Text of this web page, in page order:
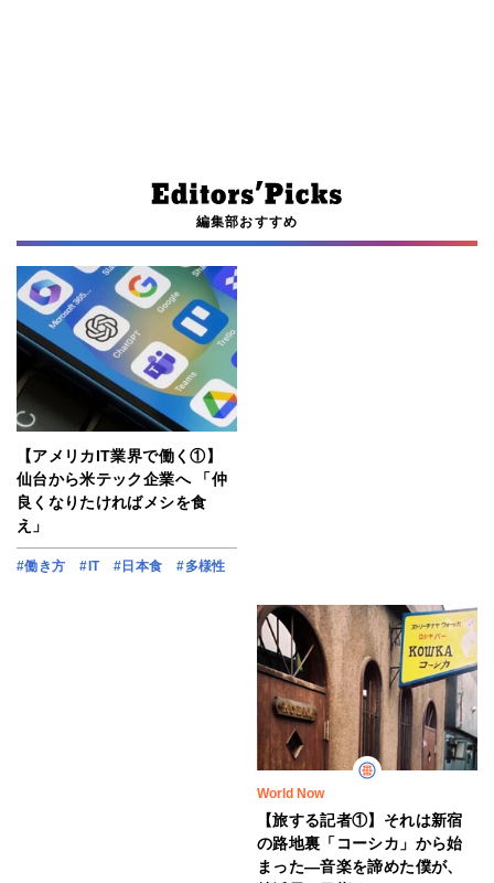
編集部おすすめ
【アメリカIT業界で働く①】
仙台から米テック企業へ 「仲
良くなりたければメシを食
え」
#働き方 #IT #日本食 #多様性
World Now
【旅する記者①】それは新宿
の路地裏「コーシカ」から始
まった―音楽を諦めた僕が、